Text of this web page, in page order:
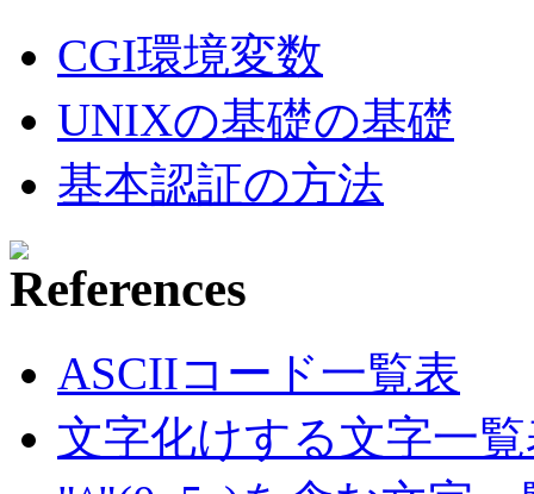
CGI環境変数
UNIXの基礎の基礎
基本認証の方法
ASCIIコード一覧表
文字化けする文字一